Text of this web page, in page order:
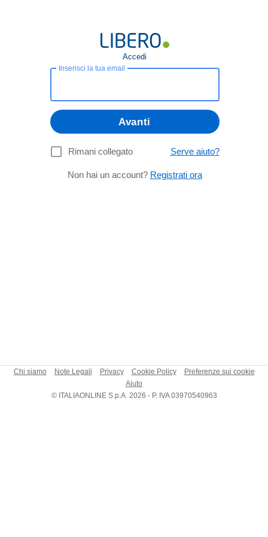
Accedi
Inserisci la tua email
Avanti
Rimani collegato Serve aiuto?
Non hai un account? Registrati ora
Chi siamo Note Legali Privacy Cookie Policy
Preferenze sui cookie
Aiuto
© ITALIAONLINE S.p.A. 2026 - P. IVA 03970540963